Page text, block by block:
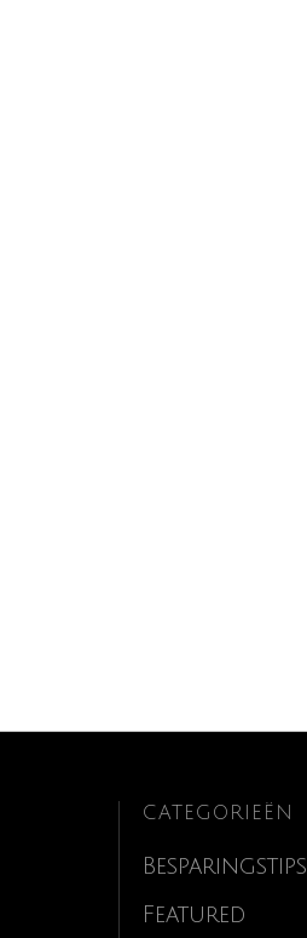
CATEGORIEËN
Besparingstips
Featured